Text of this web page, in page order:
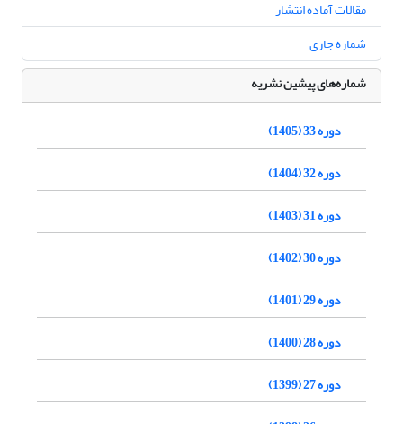
مقالات آماده انتشار
شماره جاری
شماره‌های پیشین نشریه
دوره 33 (1405)
دوره 32 (1404)
دوره 31 (1403)
دوره 30 (1402)
دوره 29 (1401)
دوره 28 (1400)
دوره 27 (1399)